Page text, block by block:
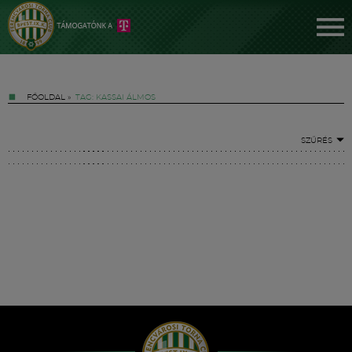
FŐOLDAL » TAG: KASSAI ÁLMOS
SZŰRÉS
Hírek